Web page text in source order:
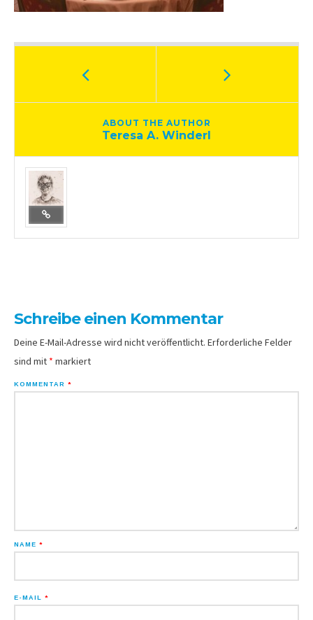
ABOUT THE AUTHOR
Teresa A. Winderl
Schreibe einen Kommentar
Deine E-Mail-Adresse wird nicht veröffentlicht. Erforderliche Felder
sind mit * markiert
KOMMENTAR *
NAME *
E-MAIL *